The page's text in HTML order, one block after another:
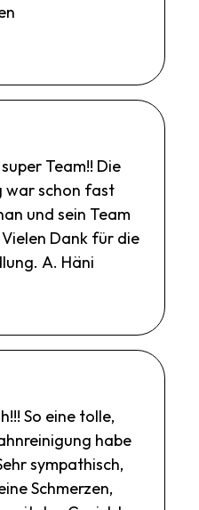
Team!! Die
war schon fast
und sein Team
Dank für die
A. Häni
So eine tolle,
habe
sympathisch,
Schmerzen,